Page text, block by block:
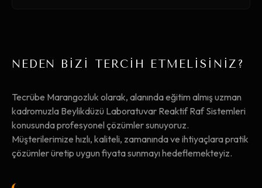
NEDEN BİZİ TERCİH ETMELİSİNİZ?
Tecrübe Marangozluk olarak, alanında eğitim almış uzman
kadromuzla Beylikdüzü Laboratuvar Reaktif Raf Sistemleri
konusunda profesyonel çözümler sunuyoruz.
Müşterilerimize hızlı, kaliteli, zamanında ve ihtiyaçlara pratik
çözümler üretip uygun fiyata sunmayı hedeflemekteyiz.